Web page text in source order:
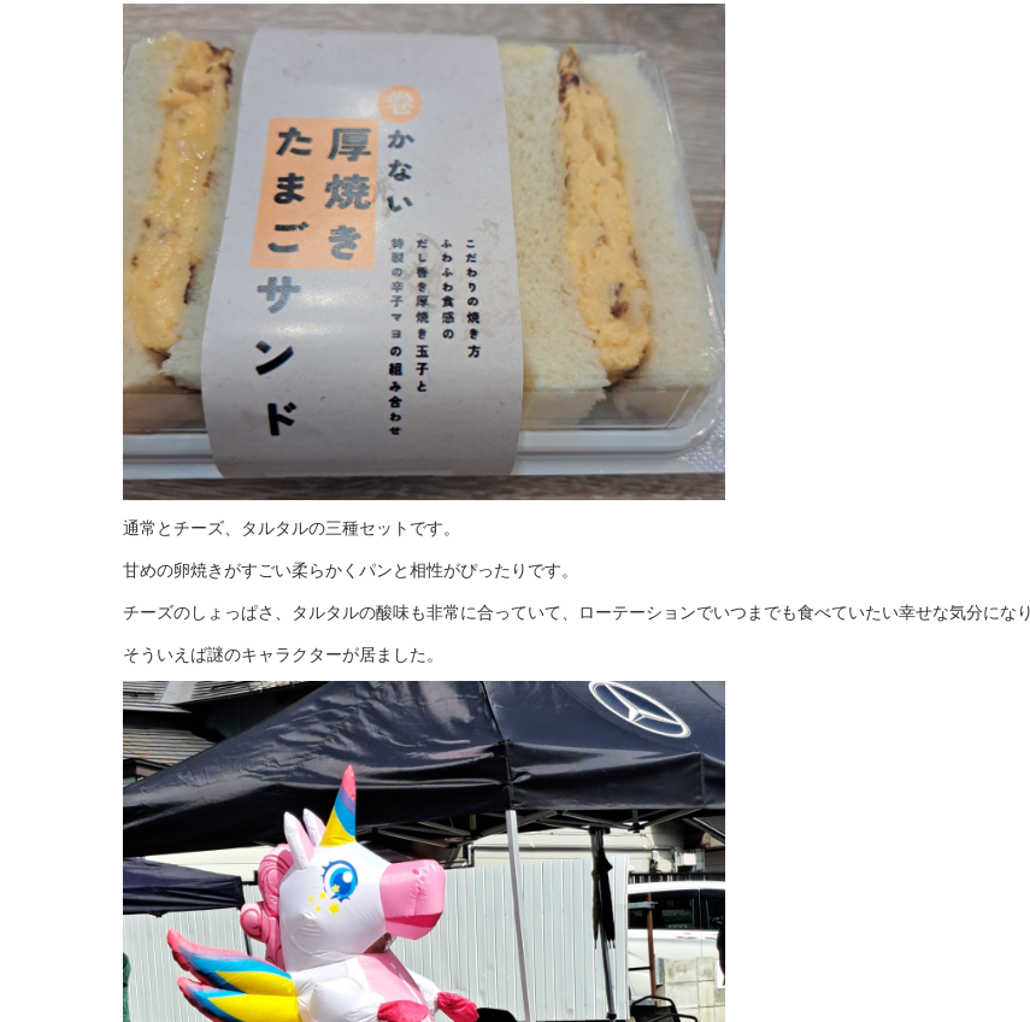
通常とチーズ、タルタルの三種セットです。
甘めの卵焼きがすごい柔らかくパンと相性がぴったりです。
チーズのしょっぱさ、タルタルの酸味も非常に合っていて、ローテーションでいつまでも食べていたい幸せな気分になり
そういえば謎のキャラクターが居ました。